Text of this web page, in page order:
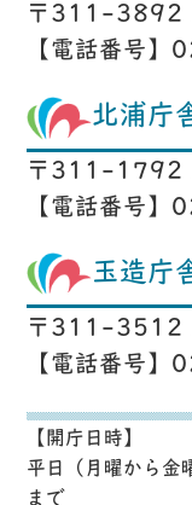
〒311-3892
【電話番号
北浦庁
〒311-1792
【電話番号
玉造庁
〒311-3512
【電話番号
【開庁日時】
平日（月曜から
まで